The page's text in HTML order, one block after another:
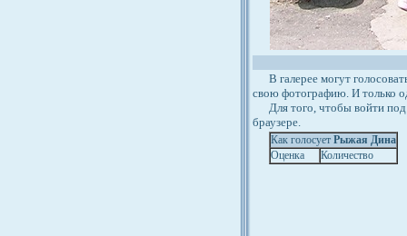
В галерее могут
свою фотографию. И только
Для того, чтобы войти под
браузере.
Как голосует Рыжая Дина
Оценка
Количество